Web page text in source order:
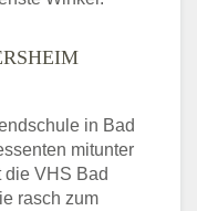
in Bad
mitunter
VHS Bad
rasch zum